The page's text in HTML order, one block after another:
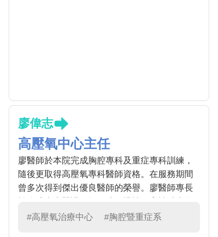
廖偉志
高壓氧中心主任
廖醫師於本院完成胸腔專科及重症專科訓練，
隨後更取得高壓氧專科醫師資格。在服務期間
曾多次得到傑出優良醫師的榮譽。廖醫師專長
肺部感染症。並不斷提升自己，以提供病患能
#高壓氧治療中心 #胸腔暨重症系